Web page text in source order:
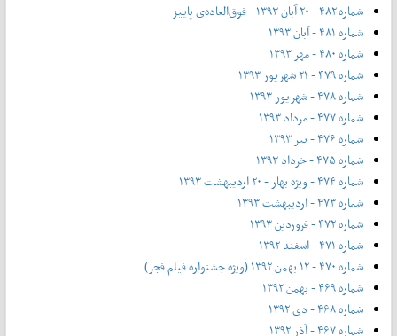
شماره ۴۸۲ - ۲۰ آبان ۱۳۹۳ - فوق‌العاده‌ی پاییز
شماره ۴۸۱ - آبان ۱۳۹۳
شماره ۴۸۰ - مهر ۱۳۹۳
شماره ۴۷۹ - ۲۱ شهریور ۱۳۹۳
شماره ۴۷۸ - شهریور ۱۳۹۳
شماره ۴۷۷ - مرداد ۱۳۹۳
شماره ۴۷۶ - تیر ۱۳۹۳
شماره ۴۷۵ - خرداد ۱۳۹۳
شماره ۴۷۴ - ویژه بهار - ۲۰ اردیبهشت ۱۳۹۳
شماره ۴۷۳ - اردیبهشت ۱۳۹۳
شماره ۴۷۲ - فروردین ۱۳۹۳
شماره ۴۷۱ - اسفند ۱۳۹۲
شماره ۴۷۰ - ۱۲ بهمن ۱۳۹۲ (ویژه جشنواره فیلم فجر)
شماره ۴۶۹ - بهمن ۱۳۹۲
شماره ۴۶۸ - دی ۱۳۹۲
شماره ۴۶۷ - آذر ۱۳۹۲